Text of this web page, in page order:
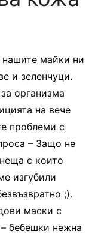
нашите майки ни
и зеленчуци.
организма
на вече
проблеми с
– Защо не
с които
изгубили
;).
маски с
бебешки нежна